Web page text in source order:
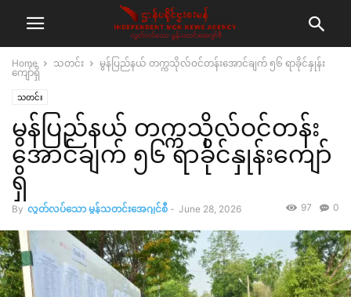
Home သတင်း
မွန်ပြည်နယ် တက္ကသိုလ်ဝင်တန်းအောင်ချက် ၅၆ ရာခိုင်နှုန်း
ကျော်ရှိ
သတင်း
မွန်ပြည်နယ် တက္ကသိုလ်ဝင်တန်း
အောင်ချက် ၅၆ ရာခိုင်နှုန်းကျော်
ရှိ
By လွတ်လပ်သော မွန်သတင်းအေဂျင်စီ - June 28, 2026 0
97